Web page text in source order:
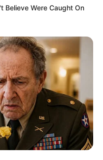
Believe Were Caught On